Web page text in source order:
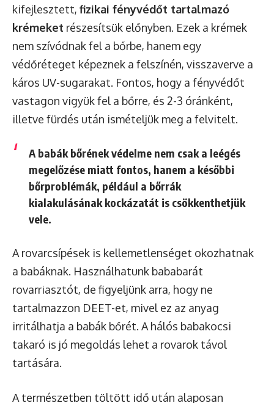
kifejlesztett, fizikai fényvédőt tartalmazó
krémeket részesítsük előnyben. Ezek a krémek
nem szívódnak fel a bőrbe, hanem egy
védőréteget képeznek a felszínén, visszaverve a
káros UV-sugarakat. Fontos, hogy a fényvédőt
vastagon vigyük fel a bőrre, és 2-3 óránként,
illetve fürdés után ismételjük meg a felvitelt.
A babák bőrének védelme nem csak a leégés
megelőzése miatt fontos, hanem a későbbi
bőrproblémák, például a bőrrák
kialakulásának kockázatát is csökkenthetjük
vele.
A rovarcsípések is kellemetlenséget okozhatnak
a babáknak. Használhatunk bababarát
rovarriasztót, de figyeljünk arra, hogy ne
tartalmazzon DEET-et, mivel ez az anyag
irritálhatja a babák bőrét. A hálós babakocsi
takaró is jó megoldás lehet a rovarok távol
tartására.
A természetben töltött idő után alaposan